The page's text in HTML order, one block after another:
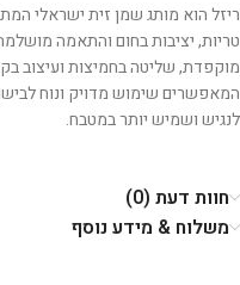
ריזל הוא מותג שמן זית ישראלי
טריות, יציבות בחום והתאמה
מוקפדת, שליטה בחמיצות ועיצוב
המאפשרים שימוש מדויק ונוח
לנגיש ושמיש יותר במטבח.
חוות דעת (0)
משלוח & מידע נוסף